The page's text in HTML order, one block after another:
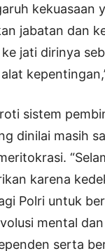
kekuasaan
jabatan dan
jati dirinya
sistem
dinilai masih
karena
Polri untuk
mental
serta